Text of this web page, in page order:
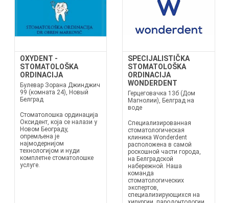
OXYDENT -
STOMATOLOŠKA
ORDINACIJA
Булевар Зорана Джинджич
99 (комната 24), Новый
Белград
Стоматолошка ординација
Оксидент, која се налази у
Новом Београду,
опремљена је
најмодернијом
технологијом и нуди
комплетне стоматолошке
услуге.
SPECIJALISTIČKA
STOMATOLOŠKA
ORDINACIJA
WONDERDENT
Герцеговачка 13б (Дом
Магнолии), Белград на
воде
Специализированная
стоматологическая
клиника Wonderdent
расположена в самой
роскошной части города,
на Белградской
набережной. Наша
команда
стоматологических
экспертов,
специализирующихся на